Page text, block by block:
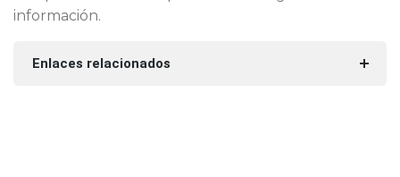
información.
Enlaces relacionados